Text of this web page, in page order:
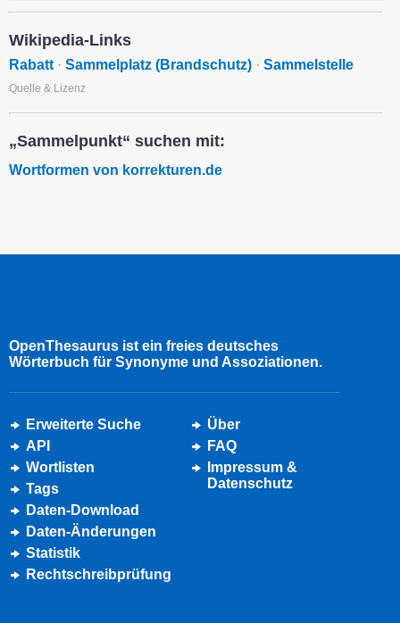
Wikipedia-Links
Rabatt · Sammelplatz (Brandschutz) · Sammelstelle
Quelle & Lizenz
„Sammelpunkt“ suchen mit:
Wortformen von korrekturen.de
OpenThesaurus ist ein freies deutsches
Wörterbuch für Synonyme und Assoziationen.
Erweiterte Suche
API
Wortlisten
Tags
Daten-Download
Daten-Änderungen
Statistik
Rechtschreibprüfung
Über
FAQ
Impressum &
Datenschutz